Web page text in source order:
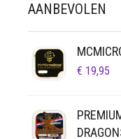
DE
AANBEVOLEN
€ 19,95